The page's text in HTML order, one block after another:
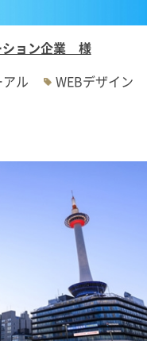
ション企業 様
ル
WEBデザイン